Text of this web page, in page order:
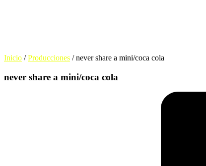
Inicio /Producciones /never share a mini/coca cola
never share a mini/coca cola